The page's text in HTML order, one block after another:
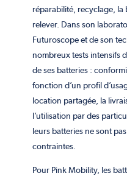
réparabilité, recyclage, la
relever. Dans son
Futuroscope et de son
nombreux tests intensifs
de ses batteries :
fonction d’un profil
location partagée, la
l’utilisation par des
leurs batteries ne sont
contraintes.
Pour Pink Mobility, les